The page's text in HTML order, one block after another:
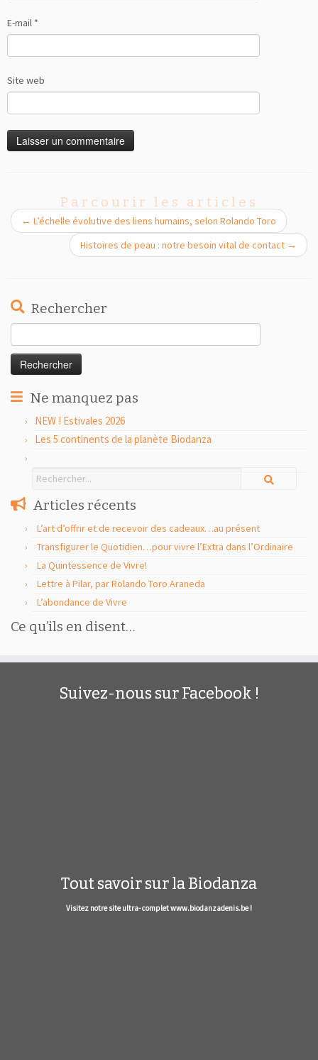
E-mail *
Site web
Parcourir les articles
← L’échelle évolutive des liens humains, selon Rolando Toro
Histoires de peau : notre besoin vital de contact →
Rechercher
Ne manquez pas
NEW ! Estivales 2026
Les 5 continents de la planète Biodanza
Articles récents
L’art d’offrir et de recevoir des cadeaux…au présent
Transfigurer le Quotidien…pour vivre l’Extra dans l’Ordinaire
La Quintessence de Vivre!
Lettre à Pilar, par Rolando Toro Araneda
L’abondance de Vivre
Ce qu’ils en disent…
Suivez-nous sur Facebook !
Tout savoir sur la Biodanza
Visitez notre site ultra- complet www.biodanzadenis.be !